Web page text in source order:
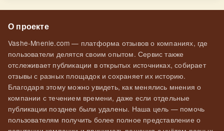
О проекте
Vashe-Mnenie.com — платформа отзывов о компаниях, где
пользователи делятся своим опытом. Сервис также
отслеживает публикации в открытых источниках, собирает
отзывы с разных площадок и сохраняет их историю.
Благодаря этому можно увидеть, как менялись мнения о
компании с течением времени, даже если отдельные
публикации позднее были удалены. Наша цель — помочь
пользователям получить более полное представление о